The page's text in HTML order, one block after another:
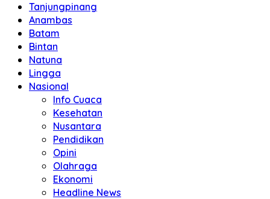
Tanjungpinang
Anambas
Batam
Bintan
Natuna
Lingga
Nasional
Info Cuaca
Kesehatan
Nusantara
Pendidikan
Opini
Olahraga
Ekonomi
Headline News